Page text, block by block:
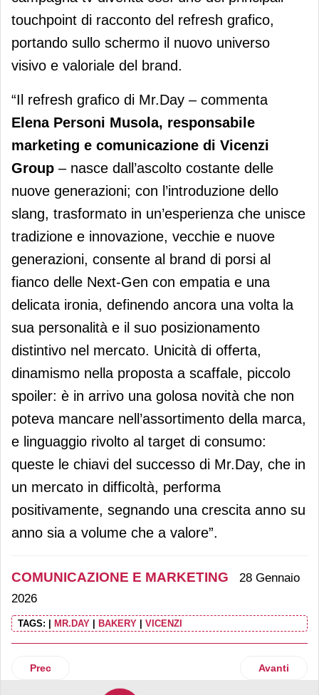
touchpoint di racconto del refresh grafico,
portando sullo schermo il nuovo universo
visivo e valoriale del brand.
“Il refresh grafico di Mr.Day – commenta
Elena Personi Musola, responsabile
marketing e comunicazione di Vicenzi
Group – nasce dall’ascolto costante delle
nuove generazioni; con l’introduzione dello
slang, trasformato in un’esperienza che unisce
tradizione e innovazione, vecchie e nuove
generazioni, consente al brand di porsi al
fianco delle Next-Gen con empatia e una
delicata ironia, definendo ancora una volta la
sua personalità e il suo posizionamento
distintivo nel mercato. Unicità di offerta,
dinamismo nella proposta a scaffale, piccolo
spoiler: è in arrivo una golosa novità che non
poteva mancare nell’assortimento della marca,
e linguaggio rivolto al target di consumo:
queste le chiavi del successo di Mr.Day, che in
un mercato in difficoltà, performa
positivamente, segnando una crescita anno su
anno sia a volume che a valore”.
COMUNICAZIONE E MARKETING
28 Gennaio
2026
TAGS: MR.DAY BAKERY VICENZI
Articolo precedente: Lago: on air l'ultima campagna di
Prec Articolo
Avanti